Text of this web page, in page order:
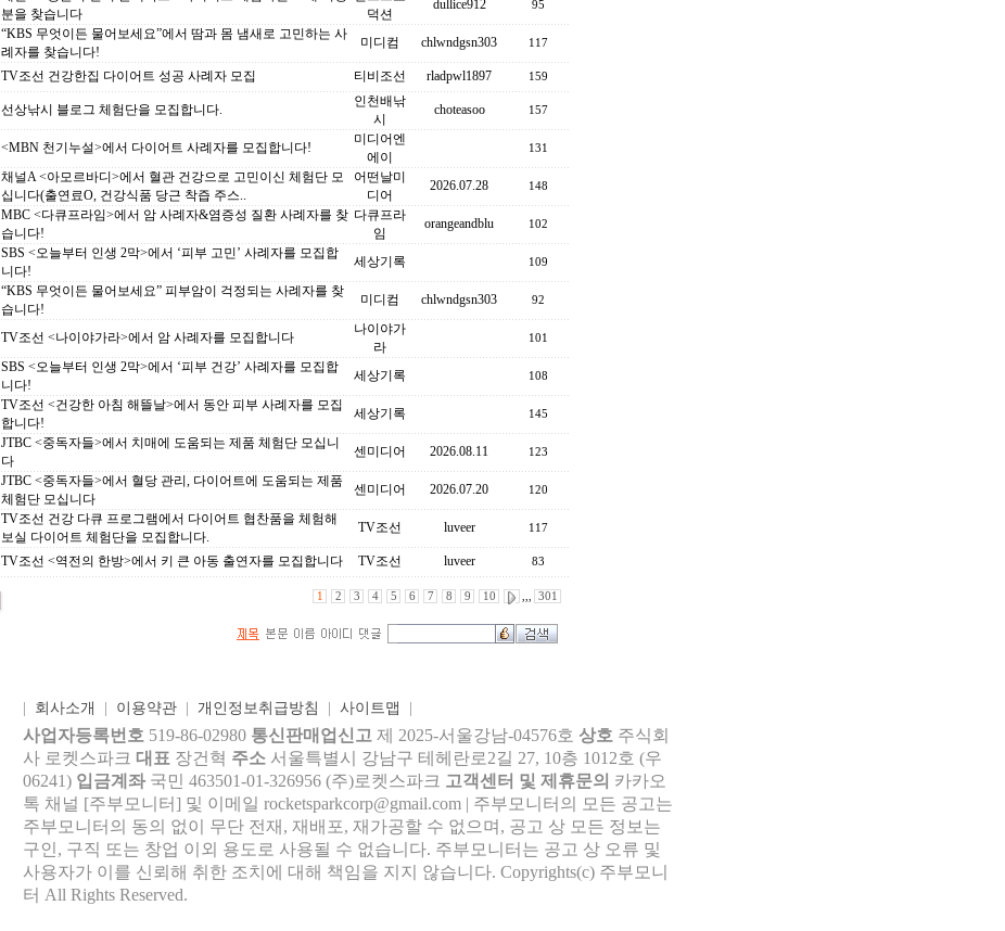
분을 찾습니다
덕션
dullice912 95
“KBS 무엇이든 물어보세요”에서 땀과 몸 냄새로 고민하는 사
례자를 찾습니다!
미디컴 chlwndgsn303 117
TV조선 건강한집 다이어트 성공 사례자 모집 티비조선 rladpwl1897 159
선상낚시 블로그 체험단을 모집합니다.
인천배낚
시
choteasoo 157
<MBN 천기누설>에서 다이어트 사례자를 모집합니다!
미디어엔
에이
131
채널A <아모르바디>에서 혈관 건강으로 고민이신 체험단 모
십니다(출연료O, 건강식품 당근 착즙 주스..
어떤날미
디어
2026.07.28 148
MBC <다큐프라임>에서 암 사례자&염증성 질환 사례자를 찾
습니다!
다큐프라
임
orangeandblu 102
SBS <오늘부터 인생 2막>에서 ‘피부 고민’ 사례자를 모집합
니다!
세상기록 109
“KBS 무엇이든 물어보세요” 피부암이 걱정되는 사례자를 찾
습니다!
미디컴 chlwndgsn303 92
TV조선 <나이야가라>에서 암 사례자를 모집합니다
나이야가
라
101
SBS <오늘부터 인생 2막>에서 ‘피부 건강’ 사례자를 모집합
니다!
세상기록 108
TV조선 <건강한 아침 해뜰날>에서 동안 피부 사례자를 모집
합니다!
세상기록 145
JTBC <중독자들>에서 치매에 도움되는 제품 체험단 모십니
다
센미디어 2026.08.11 123
JTBC <중독자들>에서 혈당 관리, 다이어트에 도움되는 제품
체험단 모십니다
센미디어 2026.07.20 120
TV조선 건강 다큐 프로그램에서 다이어트 협찬품을 체험해
보실 다이어트 체험단을 모집합니다.
TV조선 luveer 117
TV조선 <역전의 한방>에서 키 큰 아동 출연자를 모집합니다 TV조선 luveer 83
1 2 3 4 5 6 7 8 9 10 ,,, 301
회사소개 이용약관| 개인정보취급방침 사이트맵
사업자등록번호 519-86-02980 통신판매업신고 제 2025-서울강남-04576호 상호 주식회
사 로켓스파크 대표 장건혁 주소 서울특별시 강남구 테헤란로2길 27, 10층 1012호 (우
06241) 입금계좌 국민 463501-01-326956 (주)로켓스파크 고객센터 및 제휴문의 카카오
톡 채널 [주부모니터] 및 이메일 rocketsparkcorp@gmail.com | 주부모니터의 모든 공고는
주부모니터의 동의 없이 무단 전재, 재배포, 재가공할 수 없으며, 공고 상 모든 정보는
구인, 구직 또는 창업 이외 용도로 사용될 수 없습니다. 주부모니터는 공고 상 오류 및
사용자가 이를 신뢰해 취한 조치에 대해 책임을 지지 않습니다. Copyrights(c) 주부모니
터 All Rights Reserved.